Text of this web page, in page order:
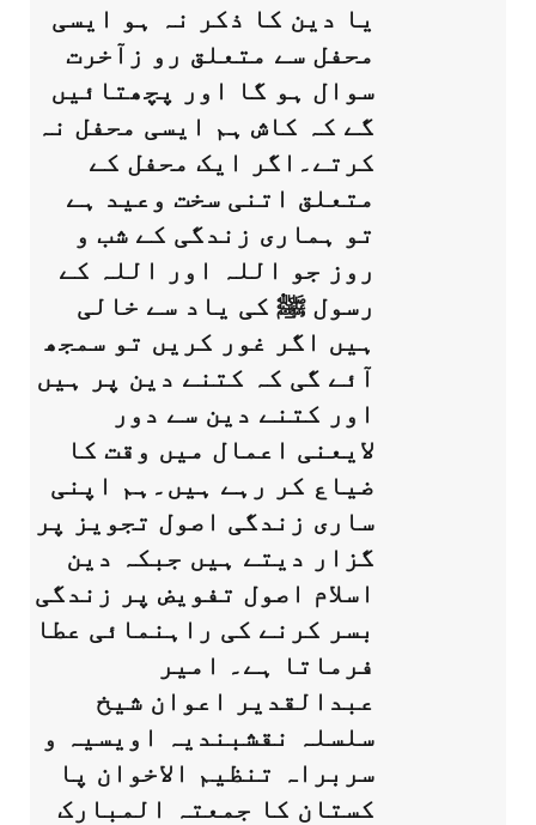
یا دین کا ذکر نہ ہو ایسی
محفل سے متعلق رو زآخرت
سوال ہو گا اور پچھتائیں
گے کہ کاش ہم ایسی محفل نہ
کرتے۔اگر ایک محفل کے
متعلق اتنی سخت وعید ہے
تو ہماری زندگی کے شب و
روز جو اللہ اور اللہ کے
رسول ﷺ کی یاد سے خالی
ہیں اگر غور کریں تو سمجھ
آئے گی کہ کتنے دین پر ہیں
اور کتنے دین سے دور
لایعنی اعمال میں وقت کا
ضیاع کر رہے ہیں۔ہم اپنی
ساری زندگی اصول تجویز پر
گزار دیتے ہیں جبکہ دین
اسلام اصول تفویض پر زندگی
بسر کرنے کی راہنمائی عطا
فرماتا ہے۔ امیر
عبدالقدیر اعوان شیخ
سلسلہ نقشبندیہ اویسیہ و
سربراہ تنظیم الاخوان پا
کستان کا جمعتہ المبارک